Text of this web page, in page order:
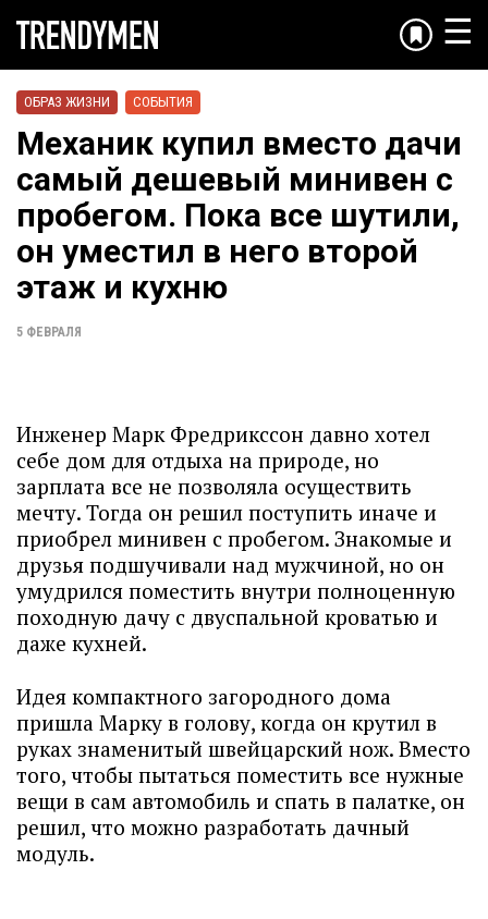
☰
ОБРАЗ ЖИЗНИ СОБЫТИЯ
Механик купил вместо дачи
самый дешевый минивен с
пробегом. Пока все шутили,
он уместил в него второй
этаж и кухню
5 ФЕВРАЛЯ
Инженер Марк Фредрикссон давно хотел
себе дом для отдыха на природе, но
зарплата все не позволяла осуществить
мечту. Тогда он решил поступить иначе и
приобрел минивен с пробегом. Знакомые и
друзья подшучивали над мужчиной, но он
умудрился поместить внутри полноценную
походную дачу с двуспальной кроватью и
даже кухней.
Идея компактного загородного дома
пришла Марку в голову, когда он крутил в
руках знаменитый швейцарский нож. Вместо
того, чтобы пытаться поместить все нужные
вещи в сам автомобиль и спать в палатке, он
решил, что можно разработать дачный
модуль.